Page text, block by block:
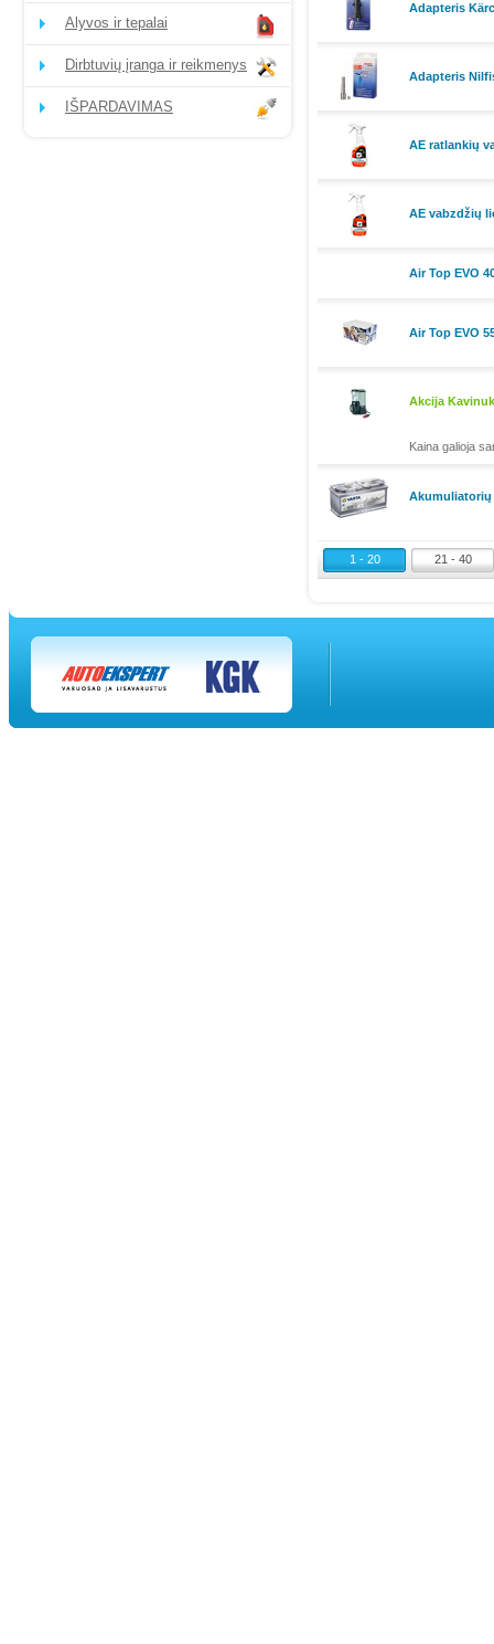
Alyvos ir tepalai
Dirbtuvių įranga ir reikmenys
IŠPARDAVIMAS
Adapteris
Adapteris
AE ratlankių
AE vabzdžių
Air Top EVO
Air Top EVO
Akcija
Kaina galioja
Akumuliatorių
1 - 20 21 - 40